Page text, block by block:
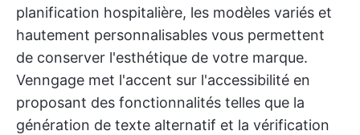
planification hospitalière, les modèles variés et
hautement personnalisables vous permettent
de conserver l'esthétique de votre marque.
Venngage met l'accent sur l'accessibilité en
proposant des fonctionnalités telles que la
génération de texte alternatif et la vérification